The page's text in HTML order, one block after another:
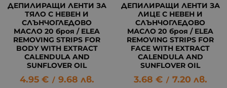
ДЕПИЛИРАЩИ ЛЕНТИ ЗА
ТЯЛО С НЕВЕН И
СЛЪНЧОГЛЕДОВО
МАСЛО 20 броя / ELEA
REMOVING STRIPS FOR
BODY WITH EXTRACT
CALENDULA AND
SUNFLOVER OIL
4.95 € / 9.68 лв.
ДЕПИЛИРАЩИ ЛЕНТИ ЗА
ЛИЦЕ С НЕВЕН И
СЛЪНЧОГЛЕДОВО
МАСЛО 20 броя / ELEA
REMOVING STRIPS FOR
FACE WITH EXTRACT
CALENDULA AND
SUNFLOVER OIL
3.68 € / 7.20 лв.